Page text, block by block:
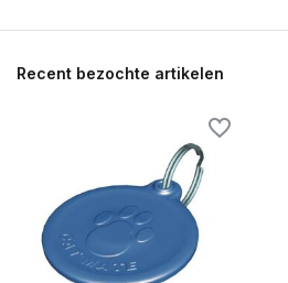
Recent bezochte artikelen